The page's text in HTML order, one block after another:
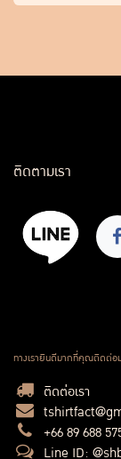
ติดตามเรา
ทางเรายินดีมากที่คุณติดต่อ
ติดต่อเรา
+66 89 688
Line ID: